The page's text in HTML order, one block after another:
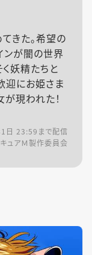
きた。希望の
ンが闇の世界
妖精たちと
迎にお姫さま
現われた！
日 23:59 まで配信
ュアＭ製作委員会